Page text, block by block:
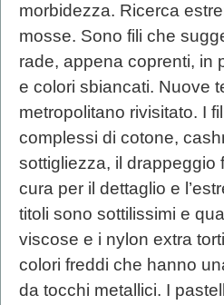
morbidezza. Ricerca
mosse. Sono fili che
rade, appena coprenti, in
e colori sbiancati. Nuove
metropolitano rivisitato. I
complessi di cotone,
sottigliezza, il drappeggio
cura per il dettaglio e
titoli sono sottilissimi e
viscose e i nylon extra
colori freddi che hanno
da tocchi metallici. I